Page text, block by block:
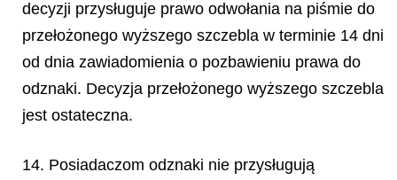
decyzji przysługuje prawo odwołania na piśmie do
przełożonego wyższego szczebla w terminie 14 dni
od dnia zawiadomienia o pozbawieniu prawa do
odznaki. Decyzja przełożonego wyższego szczebla
jest ostateczna.
14. Posiadaczom odznaki nie przysługują